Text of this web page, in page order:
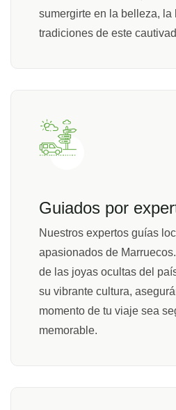
sumergirte en la belleza, la
tradiciones de este
Guiados por
Nuestros expertos guías
apasionados de
de las joyas ocultas del
su vibrante cultura,
momento de tu viaje sea
memorable.